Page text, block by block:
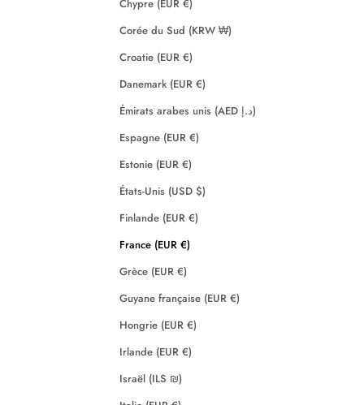
Chypre (EUR €)
Corée du Sud (KRW ₩)
Croatie (EUR €)
Danemark (EUR €)
Émirats arabes unis (AED د.إ)
Espagne (EUR €)
Estonie (EUR €)
États-Unis (USD $)
Finlande (EUR €)
France (EUR €)
Grèce (EUR €)
Guyane française (EUR €)
Hongrie (EUR €)
Irlande (EUR €)
Israël (ILS ₪)